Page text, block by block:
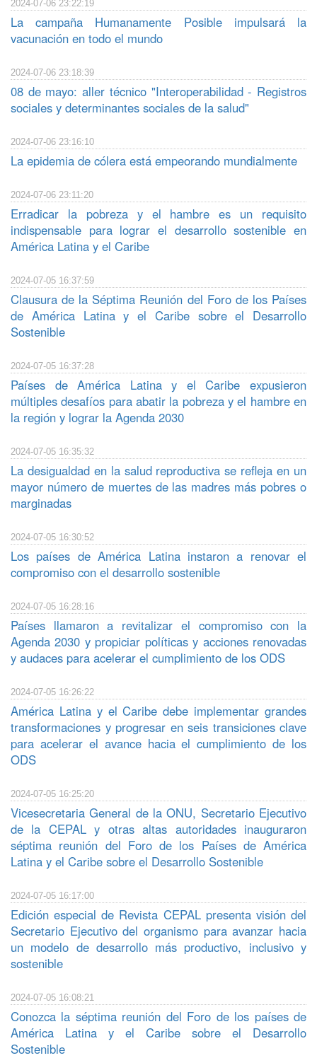
2024-07-06 23:22:19
La campaña Humanamente Posible impulsará la
vacunación en todo el mundo
2024-07-06 23:18:39
08 de mayo: aller técnico "Interoperabilidad - Registros
sociales y determinantes sociales de la salud"
2024-07-06 23:16:10
La epidemia de cólera está empeorando mundialmente
2024-07-06 23:11:20
Erradicar la pobreza y el hambre es un requisito
indispensable para lograr el desarrollo sostenible en
América Latina y el Caribe
2024-07-05 16:37:59
Clausura de la Séptima Reunión del Foro de los Países
de América Latina y el Caribe sobre el Desarrollo
Sostenible
2024-07-05 16:37:28
Países de América Latina y el Caribe expusieron
múltiples desafíos para abatir la pobreza y el hambre en
la región y lograr la Agenda 2030
2024-07-05 16:35:32
La desigualdad en la salud reproductiva se refleja en un
mayor número de muertes de las madres más pobres o
marginadas
2024-07-05 16:30:52
Los países de América Latina instaron a renovar el
compromiso con el desarrollo sostenible
2024-07-05 16:28:16
Países llamaron a revitalizar el compromiso con la
Agenda 2030 y propiciar políticas y acciones renovadas
y audaces para acelerar el cumplimiento de los ODS
2024-07-05 16:26:22
América Latina y el Caribe debe implementar grandes
transformaciones y progresar en seis transiciones clave
para acelerar el avance hacia el cumplimiento de los
ODS
2024-07-05 16:25:20
Vicesecretaria General de la ONU, Secretario Ejecutivo
de la CEPAL y otras altas autoridades inauguraron
séptima reunión del Foro de los Países de América
Latina y el Caribe sobre el Desarrollo Sostenible
2024-07-05 16:17:00
Edición especial de Revista CEPAL presenta visión del
Secretario Ejecutivo del organismo para avanzar hacia
un modelo de desarrollo más productivo, inclusivo y
sostenible
2024-07-05 16:08:21
Conozca la séptima reunión del Foro de los países de
América Latina y el Caribe sobre el Desarrollo
Sostenible